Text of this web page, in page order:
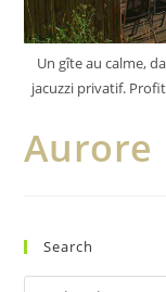
Un gîte au calme,
jacuzzi privatif.
Aurore
Search